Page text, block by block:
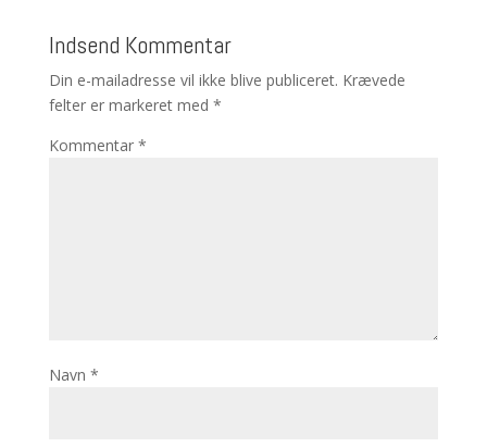
Indsend Kommentar
Din e-mailadresse vil ikke blive publiceret. Krævede
felter er markeret med *
Kommentar *
Navn *